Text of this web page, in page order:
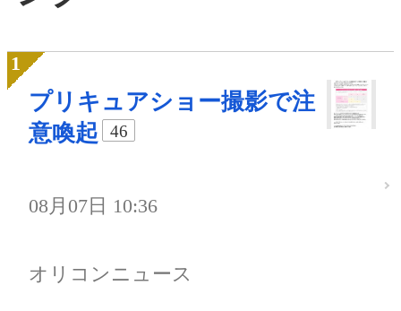
プリキュアショー撮影で注
意喚起
46
08月07日 10:36
オリコンニュース